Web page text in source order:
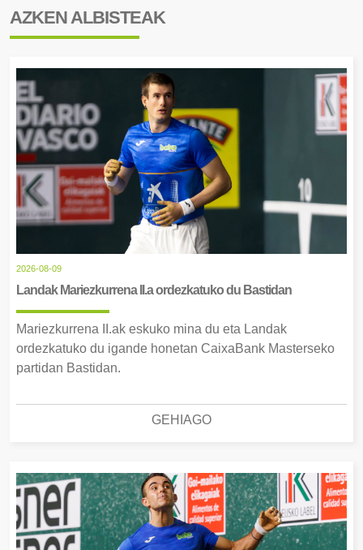
AZKEN ALBISTEAK
2026-08-09
Landak Mariezkurrena II.a ordezkatuko du Bastidan
Mariezkurrena II.ak eskuko mina du eta Landak
ordezkatuko du igande honetan CaixaBank Masterseko
partidan Bastidan.
GEHIAGO